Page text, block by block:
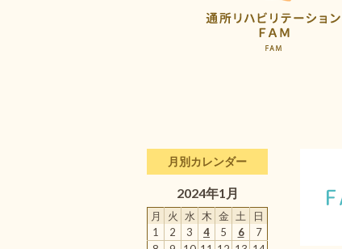
月別カレンダー
2024年1月
月 火 水 木 金 土
日
1
2 3 4 5 6
7